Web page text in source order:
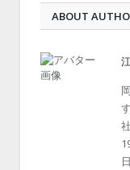
ABOUT